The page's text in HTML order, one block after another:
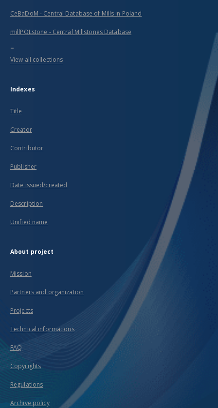
CeBaDoM - Central Database of Mills in Poland
millPOLstone - Central Millstones Database
...
View all collections
Indexes
Title
Creator
Contributor
Publisher
Date issued/created
Description
Unified name
About project
Mission
Partners and organization
Projects
Technical informations
FAQ
Copyrights
Regulations
Archive policy